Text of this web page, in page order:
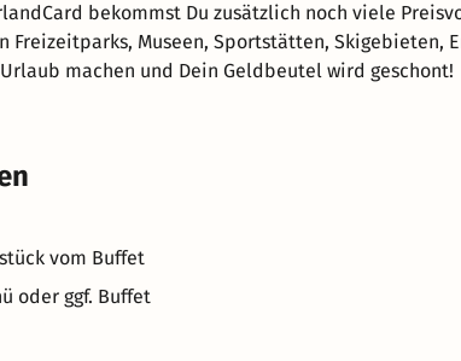
bekommst Du zusätzlich noch viele
Freizeitparks, Museen, Sportstätten, Skigebieten,
machen und Dein Geldbeutel wird geschont!
vom Buffet
oder ggf. Buffet